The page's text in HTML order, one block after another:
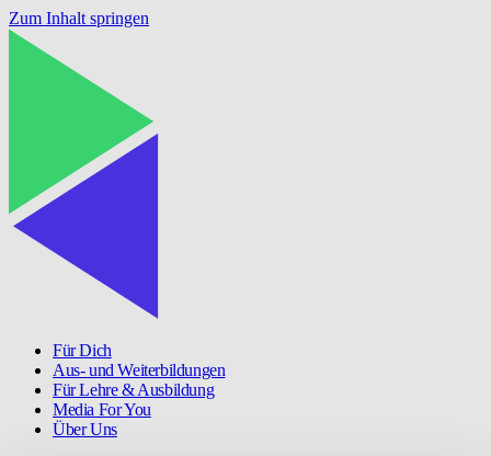
Zum Inhalt springen
Für Dich
Aus- und Weiterbildungen
Für Lehre & Ausbildung
Media For You
Über Uns